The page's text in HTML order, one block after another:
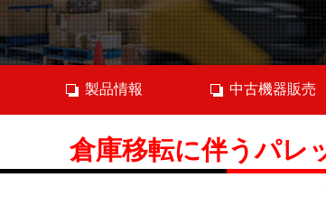
製品情報 中古機器販売
倉庫移転に伴うパレ